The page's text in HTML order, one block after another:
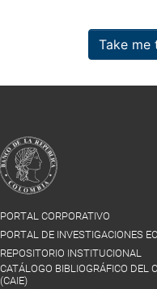
Take me
PORTAL CORPORATIVO
PORTAL DE INVESTIGACIONES
REPOSITORIO INSTITUCIONAL
CATÁLOGO BIBLIOGRÁFICO DEL
(CAIE)